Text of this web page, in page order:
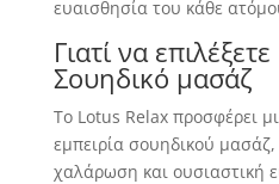
ευαισθησία του κάθε
Γιατί να
Σουηδικό μασάζ
Το Lotus Relax προσφέρει
εμπειρία σουηδικού
χαλάρωση και ουσιαστική